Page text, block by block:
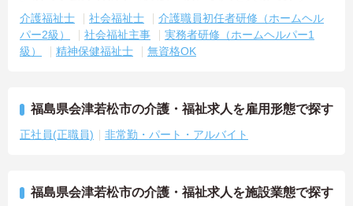
介護福祉士 社会福祉士
介護職員初任者研修（ホームヘル
パー2級）
社会福祉主事
実務者研修（ホームヘルパー1
級）
精神保健福祉士 無資格OK
福島県会津若松市の介護・福祉求人を雇用形態で探す
正社員(正職員) 非常勤・パート・アルバイト
福島県会津若松市の介護・福祉求人を施設業態で探す